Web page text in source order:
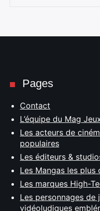
Pages
Contact
L’équipe du Mag
Les acteurs de
populaires
Les éditeurs &
Les Mangas les plus
Les marques High-
Les personnages
vidéoludiques